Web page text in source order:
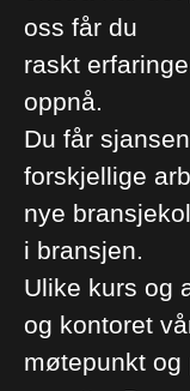
oss får du
raskt
oppnå.
Du får
forskjellige
nye
i bransjen.
Ulike kurs og
og kontoret
møtepunkt og